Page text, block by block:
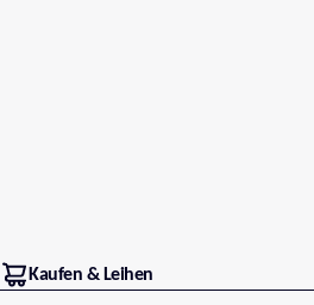
Kaufen & Leihen